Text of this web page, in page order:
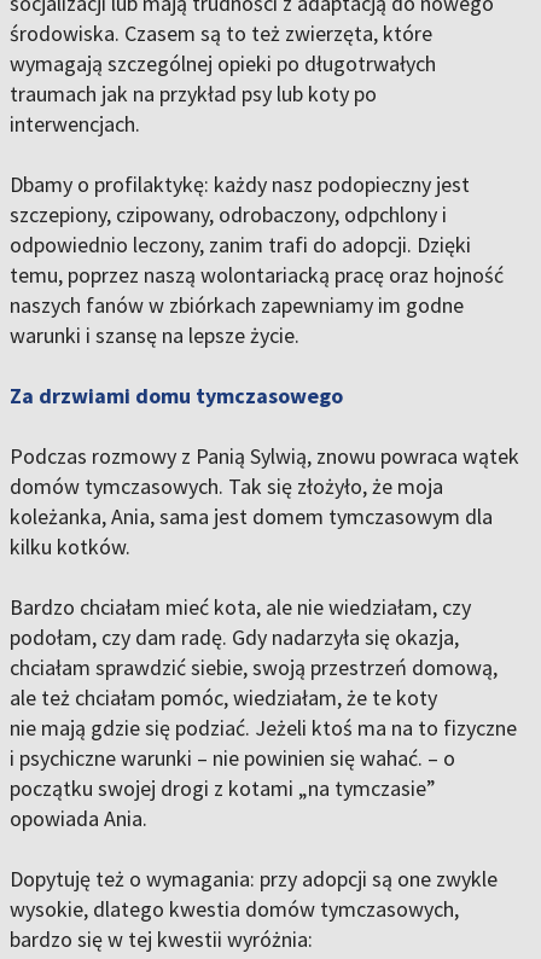
środowiska. Czasem są to też zwierzęta, które
wymagają szczególnej opieki po długotrwałych
traumach jak na przykład psy lub koty po
interwencjach.
Dbamy o profilaktykę: każdy nasz podopieczny jest
szczepiony, czipowany, odrobaczony, odpchlony i
odpowiednio leczony, zanim trafi do adopcji. Dzięki
temu, poprzez naszą wolontariacką pracę oraz hojność
naszych fanów w zbiórkach zapewniamy im godne
warunki i szansę na lepsze życie.
Za drzwiami domu tymczasowego
Podczas rozmowy z Panią Sylwią, znowu powraca wątek
domów tymczasowych. Tak się złożyło, że moja
koleżanka, Ania, sama jest domem tymczasowym dla
kilku kotków.
Bardzo chciałam mieć kota, ale nie wiedziałam, czy
podołam, czy dam radę. Gdy nadarzyła się okazja,
chciałam sprawdzić siebie, swoją przestrzeń domową,
ale też chciałam pomóc, wiedziałam, że te koty
nie mają gdzie się podziać. Jeżeli ktoś ma na to fizyczne
i psychiczne warunki – nie powinien się wahać. – o
początku swojej drogi z kotami „na tymczasie”
opowiada Ania.
Dopytuję też o wymagania: przy adopcji są one zwykle
wysokie, dlatego kwestia domów tymczasowych,
bardzo się w tej kwestii wyróżnia: